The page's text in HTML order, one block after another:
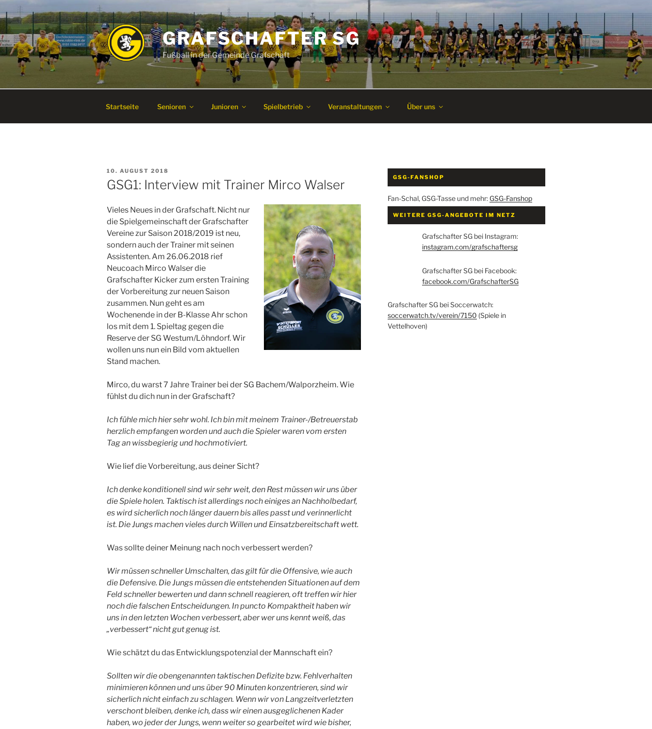
Inhalt
springen
GRAFSCHAFTER SG
Fußball in der Gemeinde Grafschaft
Startseite Senioren Junioren Spielbetrieb Veranstaltungen Über uns
VERÖFFENTLICHT
AM
10. AUGUST 2018
GSG1: Interview mit Trainer Mirco Walser
Vieles Neues in der Grafschaft. Nicht nur
die Spielgemeinschaft der Grafschafter
Vereine zur Saison 2018/2019 ist neu,
sondern auch der Trainer mit seinen
Assistenten. Am 26.06.2018 rief
Neucoach Mirco Walser die
Grafschafter Kicker zum ersten Training
der Vorbereitung zur neuen Saison
zusammen. Nun geht es am
Wochenende in der B-Klasse Ahr schon
los mit dem 1. Spieltag gegen die
Reserve der SG Westum/Löhndorf. Wir
wollen uns nun ein Bild vom aktuellen
Stand machen.
Mirco, du warst 7 Jahre Trainer bei der SG Bachem/Walporzheim. Wie
fühlst du dich nun in der Grafschaft?
Ich fühle mich hier sehr wohl. Ich bin mit meinem Trainer-/Betreuerstab
herzlich empfangen worden und auch die Spieler waren vom ersten
Tag an wissbegierig und hochmotiviert.
Wie lief die Vorbereitung, aus deiner Sicht?
Ich denke konditionell sind wir sehr weit, den Rest müssen wir uns über
die Spiele holen. Taktisch ist allerdings noch einiges an Nachholbedarf,
es wird sicherlich noch länger dauern bis alles passt und verinnerlicht
ist. Die Jungs machen vieles durch Willen und Einsatzbereitschaft wett.
Was sollte deiner Meinung nach noch verbessert werden?
Wir müssen schneller Umschalten, das gilt für die Offensive, wie auch
die Defensive. Die Jungs müssen die entstehenden Situationen auf dem
Feld schneller bewerten und dann schnell reagieren, oft treffen wir hier
noch die falschen Entscheidungen. In puncto Kompaktheit haben wir
uns in den letzten Wochen verbessert, aber wer uns kennt weiß, das
„verbessert“ nicht gut genug ist.
Wie schätzt du das Entwicklungspotenzial der Mannschaft ein?
Sollten wir die obengenannten taktischen Defizite bzw. Fehlverhalten
minimieren können und uns über 90 Minuten konzentrieren, sind wir
sicherlich nicht einfach zu schlagen. Wenn wir von Langzeitverletzten
verschont bleiben, denke ich, dass wir einen ausgeglichenen Kader
haben, wo jeder der Jungs, wenn weiter so gearbeitet wird wie bisher,
GSG-FANSHOP
Fan-Schal, GSG-Tasse und mehr: GSG-Fanshop
WEITERE GSG-ANGEBOTE IM NETZ
Grafschafter SG bei Instagram:
instagram.com/grafschaftersg
Grafschafter SG bei Facebook:
facebook.com/GrafschafterSG
Grafschafter SG bei Soccerwatch:
soccerwatch.tv/verein/7150 (Spiele in
Vettelhoven)